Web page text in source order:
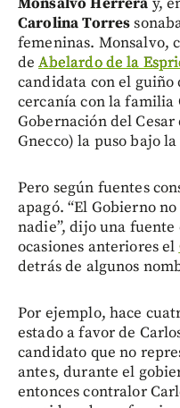
Monsalvo Herrera y,
Carolina Torres
femeninas. Monsalvo,
deAbelardo de la
candidata con el guiño
cercanía con la familia
Gobernación del
Gnecco) la puso bajo
Pero según fuentes
apagó. “El Gobierno
nadie”, dijo una fuente
ocasiones anteriores el
detrás de algunos
Por ejemplo, hace
estado a favor de
candidato que no
antes, durante el
entonces contralor